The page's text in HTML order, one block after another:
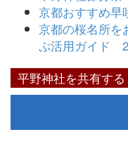
京都おすすめ
京都の桜名所を
ぷ活用ガイド
平野神社を共有する